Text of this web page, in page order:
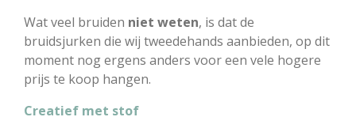
Wat veel bruiden niet weten, is dat de
bruidsjurken die wij tweedehands aanbieden, op dit
moment nog ergens anders voor een vele hogere
prijs te koop hangen.
Creatief met stof